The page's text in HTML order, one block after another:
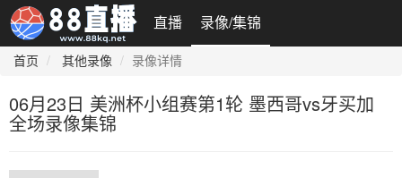
直播 录像/集锦
首页 其他录像 录像详情
06月23日 美洲杯小组赛第1轮 墨西哥vs牙买加
全场录像集锦